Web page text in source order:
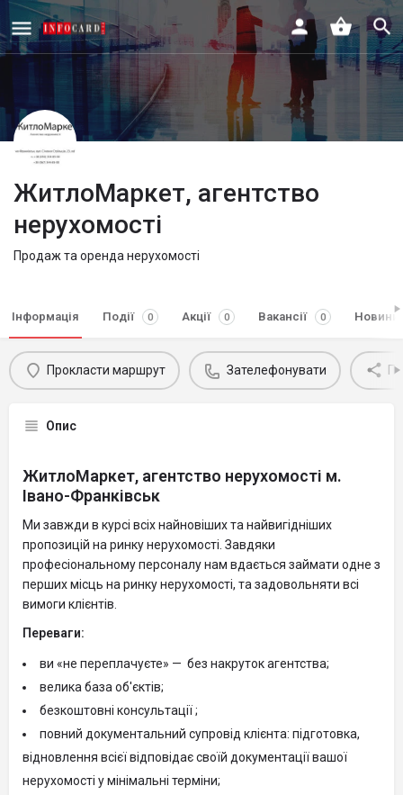
ЖитлоМаркет, агентство
нерухомості
Продаж та оренда нерухомості
Інформація Події 0 Акції 0 Вакансії 0 Новини
Прокласти маршрут Зателефонувати
Опис
ЖитлоМаркет, агентство нерухомості м.
Івано-Франківськ
Ми завжди в курсі всіх найновіших та найвигідніших
пропозицій на ринку нерухомості. Завдяки
професіональному персоналу нам вдається займати одне з
перших місць на ринку нерухомості, та задовольняти всі
вимоги клієнтів.
Переваги:
ви «не переплачуєте» — без накруток агентства;
велика база об'єктів;
безкоштовні консультації ;
повний документальний супровід клієнта: підготовка,
відновлення всієї відповідає своїй документації вашої
нерухомості у мінімальні терміни;